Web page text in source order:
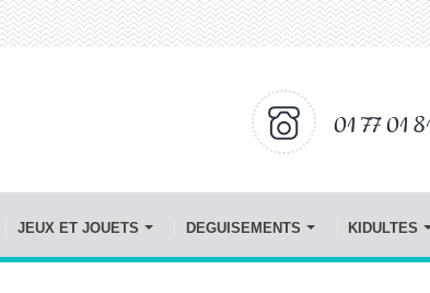
01 77 01
JEUX ET JOUETS DEGUISEMENTS KIDULTES